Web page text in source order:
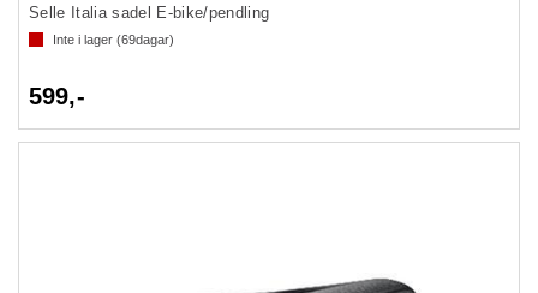
Selle Italia sadel E-bike/pendling
Inte i lager (69dagar)
599,-